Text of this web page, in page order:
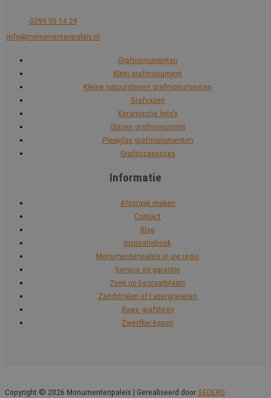
0299 35 14 29
info@monumentenpaleis.nl
Grafmonumenten
Klein grafmonument
Kleine natuurstenen grafmonumenten
Grafvazen
Keramische foto's
Glazen grafmonument
Plexiglas grafmonumenten
Grafaccessoires
Informatie
Afspraak maken
Contact
Blog
Inspiratieboek
Monumentenpaleis in uw regio
Service en garantie
Zoek op begraafplaats
Zandstralen of Lasergraveren
Ruwe grafsteen
Zwerfkei kopen
Copyright © 2026 Monumentenpaleis | Gerealiseerd door SEDERO